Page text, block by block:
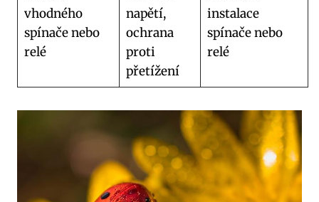
vhodného
spínače nebo
relé
napětí,
ochrana
proti
přetížení
instalace
spínače nebo
relé